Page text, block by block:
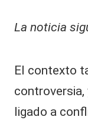
La noticia
El contexto
controversia,
ligado a